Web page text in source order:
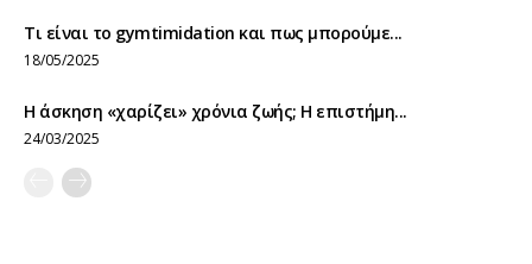
Τι είναι το gymtimidation και πως μπορούμε...
18/05/2025
Η άσκηση «χαρίζει» χρόνια ζωής; Η επιστήμη...
24/03/2025